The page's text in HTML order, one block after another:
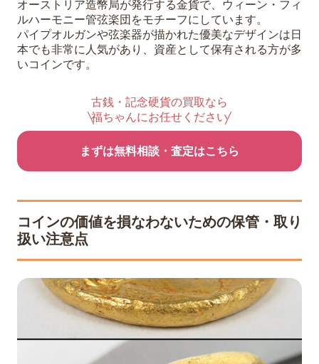
オーストリア造幣局が発行する金貨で、ウィーン・フィ
ルハーモニー管弦楽団をモチーフにしています。
パイプオルガンや弦楽器が描かれた優美なデザインは日
本でも非常に人気があり、資産として保有される方が多
いコインです。
古銭・記念硬貨の買取なら
福ちゃんにお任せください
まずは無料相談・査定はこちら
コインの価値を損なわないための保管・取り
扱い注意点